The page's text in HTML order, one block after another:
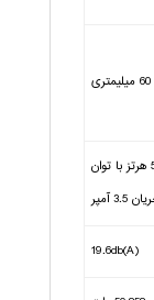
100 تا 240 ولت AC با فرکانس 50/60 هرتز با توان
19.6db(A)